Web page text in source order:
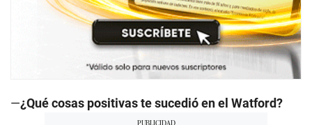
—¿Qué cosas positivas te sucedió en el Watford?